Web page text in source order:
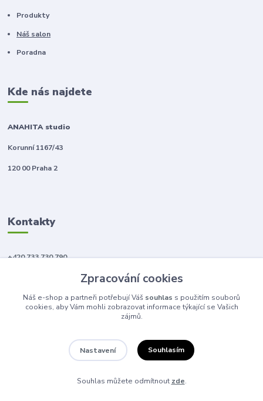
Produkty
Náš salon
Poradna
Kde nás najdete
ANAHITA studio
Korunní 1167/43
120 00 Praha 2
Kontakty
+420 733 730 790
Zpracování cookies
Náš e-shop a partneři potřebují Váš souhlas s použitím souborů
cookies, aby Vám mohli zobrazovat informace týkající se Vašich
zájmů.
Nastavení Souhlasím
Souhlas můžete odmítnout zde.